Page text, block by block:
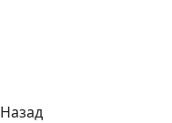
Назад